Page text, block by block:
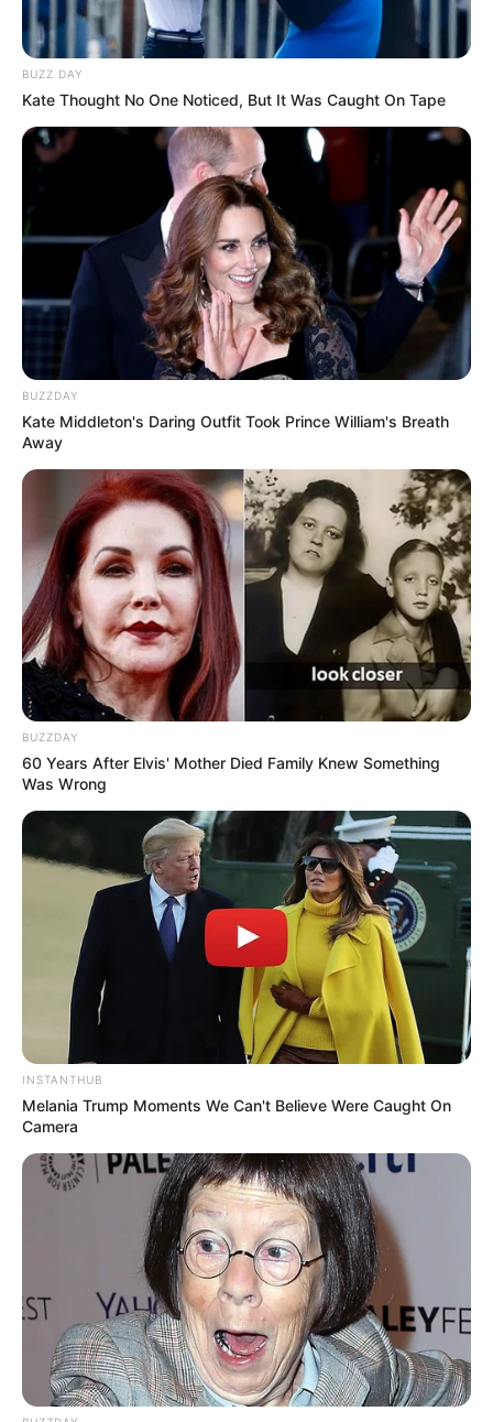
Akting
Musik
Serem! 9 Chat Ojek Online &
Pelanggan Ini Bikin Auto
Merinding
Bikin Ngakak, 10 Potret
Cosplay Murah Pakai Bahan
Seadanya
BUZZ DAY
Kate Thought No One Noticed, But It Was Caught On Tape
BUZZDAY
Kate Middleton's Daring Outfit Took Prince William's Breath
Away
BUZZDAY
60 Years After Elvis' Mother Died Family Knew Something
Was Wrong
INSTANTHUB
Melania Trump Moments We Can't Believe Were Caught On
Camera